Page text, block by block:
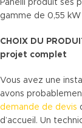
Panelli produit ses
gamme de 0,55 kW
CHOIX DU
projet complet
Vous avez une
avons
demande de devis
d’accueil. Un